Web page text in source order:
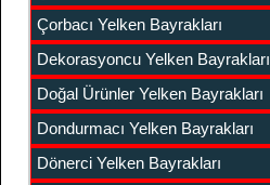
Çorbacı Yelken Bayrakları
Dekorasyoncu Yelken Bayrakları
Doğal Ürünler Yelken Bayrakları
Dondurmacı Yelken Bayrakları
Dönerci Yelken Bayrakları